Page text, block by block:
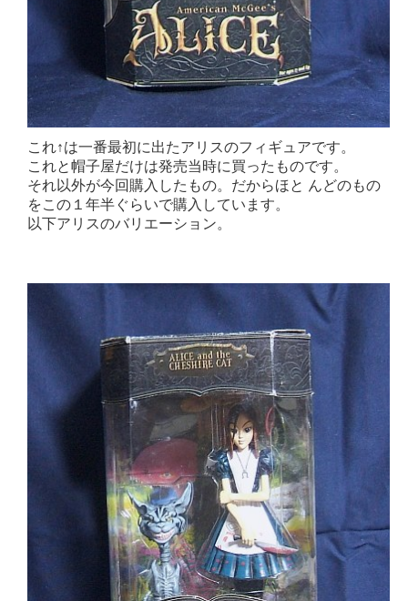
これ↑は一番最初に出たアリスのフィギュアです。
これと帽子屋だけは発売当時に買ったものです。
それ以外が今回購入したもの。だからほと んどのもの
をこの１年半ぐらいで購入しています。
以下アリスのバリエーション。